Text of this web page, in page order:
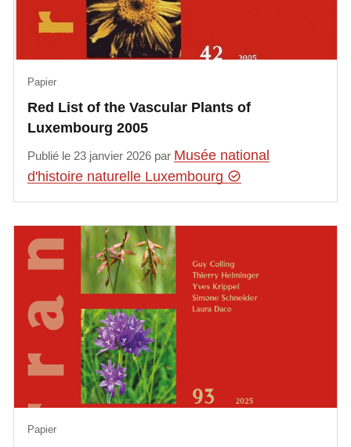
Red List of the Vascular Plants of
Luxembourg 2005
Papier
Publié le 23 janvier 2026 par Musée national
d'histoire naturelle Luxembourg
Papier